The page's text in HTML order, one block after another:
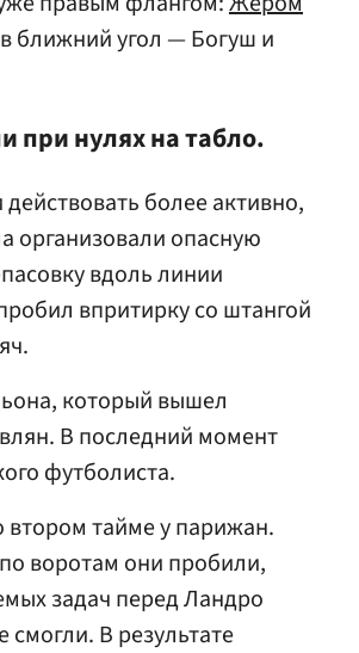
ближний угол — Богуш и
при нулях на табло.
более активно,
организовали опасную
вдоль линии
впритирку со штангой
который вышел
В последний момент
футболиста.
втором тайме у парижан.
воротам они пробили,
задач перед Ландро
В результате